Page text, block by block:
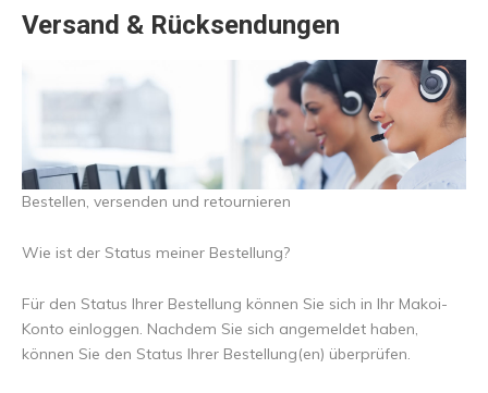
Versand & Rücksendungen
Bestellen, versenden und retournieren
Wie ist der Status meiner Bestellung?
Für den Status Ihrer Bestellung können Sie sich in Ihr Makoi-
Konto einloggen. Nachdem Sie sich angemeldet haben,
können Sie den Status Ihrer Bestellung(en) überprüfen.